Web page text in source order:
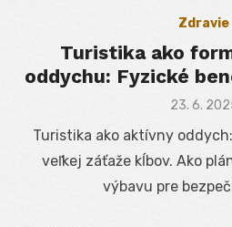
Zdravie
Turistika ako
oddychu: Fyzické
Posted
23. 6.
Turistika ako aktívny
veľkej záťaže kĺbov. Ako
výbavu pre